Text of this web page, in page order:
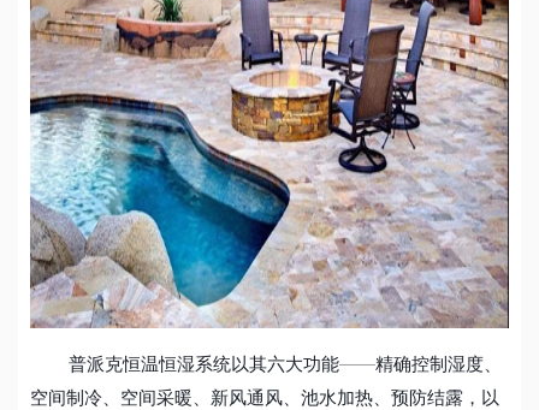
普派克恒温恒湿系统以其六大功能——精确控制湿度、
空间制冷、空间采暖、新风通风、池水加热、预防结露，以